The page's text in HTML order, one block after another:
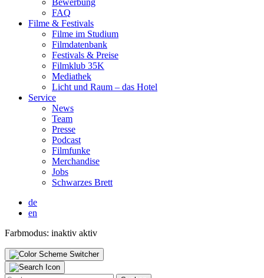
Bewer­bung
FAQ
Fil­me & Fes­ti­vals
Fil­me im Stu­di­um
Film­da­ten­bank
Fes­ti­vals & Prei­se
Film­klub 35K
Media­thek
Licht und Raum – das Hotel
Ser­vice
News
Team
Pres­se
Pod­cast
Film­fun­ke
Mer­chan­di­se
Jobs
Schwar­zes Brett
de
en
Farbmodus: inaktiv aktiv